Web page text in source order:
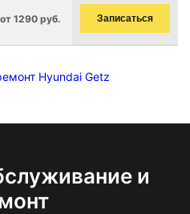
от 1290 руб. Записаться
Hyundai Getz
и